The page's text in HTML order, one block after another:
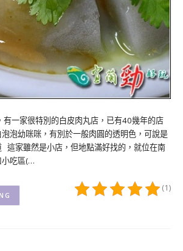
有一家很特別的白皮肉丸店，已有40幾年的店
泡幼咪咪，有別於一般肉圓的透明色，可說是
這家雖然是小店，但地點滿好找的，就位在南
小吃區(…
(1)